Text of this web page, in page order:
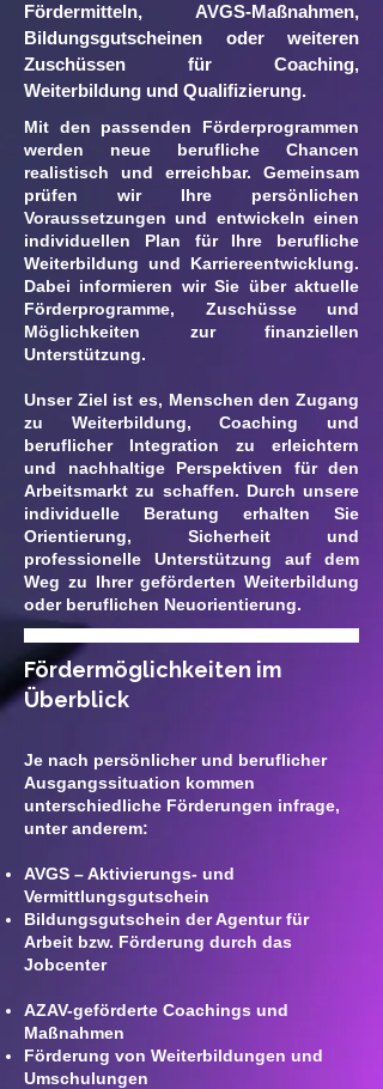
Fördermitteln, AVGS-Maßnahmen,
Bildungsgutscheinen oder weiteren
Zuschüssen für Coaching,
Weiterbildung und Qualifizierung.
Mit den passenden Förderprogrammen
werden neue berufliche Chancen
realistisch und erreichbar. Gemeinsam
prüfen wir Ihre persönlichen
Voraussetzungen und entwickeln einen
individuellen Plan für Ihre berufliche
Weiterbildung und Karriereentwicklung.
Dabei informieren wir Sie über aktuelle
Förderprogramme, Zuschüsse und
Möglichkeiten zur finanziellen
Unterstützung.
Unser Ziel ist es, Menschen den Zugang
zu Weiterbildung, Coaching und
beruflicher Integration zu erleichtern
und nachhaltige Perspektiven für den
Arbeitsmarkt zu schaffen. Durch unsere
individuelle Beratung erhalten Sie
Orientierung, Sicherheit und
professionelle Unterstützung auf dem
Weg zu Ihrer geförderten Weiterbildung
oder beruflichen Neuorientierung.
Fördermöglichkeiten im
Überblick
Je nach persönlicher und beruflicher
Ausgangssituation kommen
unterschiedliche Förderungen infrage,
unter anderem:
AVGS – Aktivierungs- und
Vermittlungsgutschein
Bildungsgutschein der Agentur für
Arbeit bzw. Förderung durch das
Jobcenter
AZAV-geförderte Coachings und
Maßnahmen
Förderung von Weiterbildungen und
Umschulungen